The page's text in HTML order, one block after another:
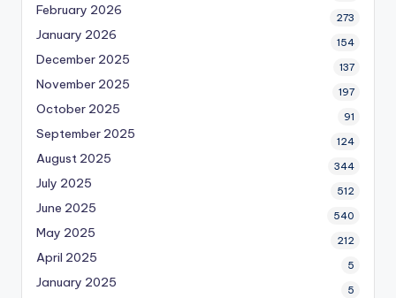
February 2026 273
January 2026 154
December 2025 137
November 2025 197
October 2025 91
September 2025 124
August 2025 344
July 2025 512
June 2025 540
May 2025 212
April 2025 5
January 2025 5